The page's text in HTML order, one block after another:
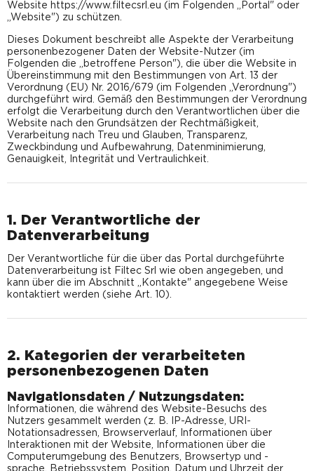
Website https://www.filtecsrl.eu (im Folgenden „Portal" oder
„Website") zu schützen.
Dieses Dokument beschreibt alle Aspekte der Verarbeitung
personenbezogener Daten der Website-Nutzer (im
Folgenden die „betroffene Person"), die über die Website in
Übereinstimmung mit den Bestimmungen von Art. 13 der
Verordnung (EU) Nr. 2016/679 (im Folgenden „Verordnung")
durchgeführt wird. Gemäß den Bestimmungen der Verordnung
erfolgt die Verarbeitung durch den Verantwortlichen über die
Website nach den Grundsätzen der Rechtmäßigkeit,
Verarbeitung nach Treu und Glauben, Transparenz,
Zweckbindung und Aufbewahrung, Datenminimierung,
Genauigkeit, Integrität und Vertraulichkeit.
1. Der Verantwortliche der
Datenverarbeitung
Der Verantwortliche für die über das Portal durchgeführte
Datenverarbeitung ist Filtec Srl wie oben angegeben, und
kann über die im Abschnitt „Kontakte" angegebene Weise
kontaktiert werden (siehe Art. 10).
2. Kategorien der verarbeiteten
personenbezogenen Daten
Navigationsdaten / Nutzungsdaten:
Informationen, die während des Website-Besuchs des
Nutzers gesammelt werden (z. B. IP-Adresse, URI-
Notationsadressen, Browserverlauf, Informationen über
Interaktionen mit der Website, Informationen über die
Computerumgebung des Benutzers, Browsertyp und -
sprache, Betriebssystem, Position, Datum und Uhrzeit der